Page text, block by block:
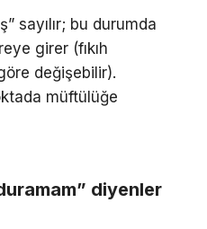
sayılır; bu durumda
girer (fıkıh
değişebilir).
müftülüğe
diyenler